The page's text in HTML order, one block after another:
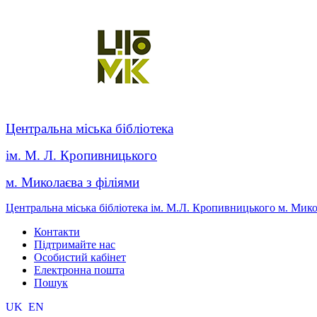
Центральна міська бібліотека
ім. М. Л. Кропивницького
м. Миколаєва з філіями
Центральна міська бібліотека ім. М.Л. Кропивницького м.
Контакти
Підтримайте нас
Особистий кабінет
Електронна пошта
Пошук
UK EN